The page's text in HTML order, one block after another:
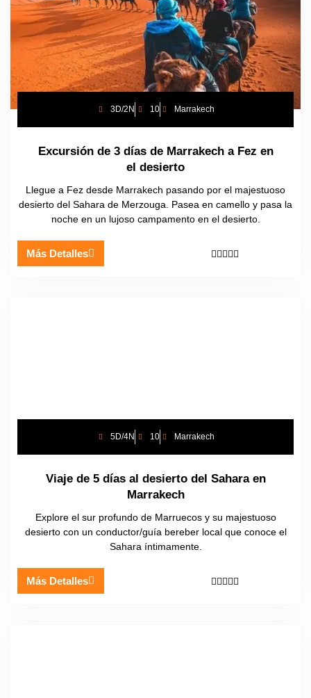
3D/2N 10 Marrakech
Excursión de 3 días de Marrakech a Fez en
el desierto
Llegue a Fez desde Marrakech pasando por el majestuoso
desierto del Sahara de Merzouga. Pasea en camello y pasa la
noche en un lujoso campamento en el desierto.
Más Detalles 
5D/4N 10 Marrakech
Viaje de 5 días al desierto del Sahara en
Marrakech
Explore el sur profundo de Marruecos y su majestuoso
desierto con un conductor/guía bereber local que conoce el
Sahara íntimamente.
Más Detalles 